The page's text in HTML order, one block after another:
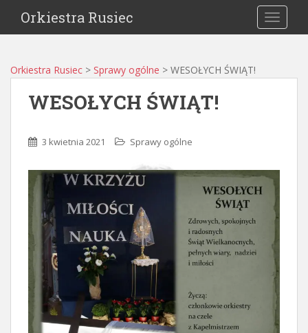
Orkiestra Rusiec
Orkiestra Rusiec > Sprawy ogólne > WESOŁYCH ŚWIĄT!
WESOŁYCH ŚWIĄT!
3 kwietnia 2021 Sprawy ogólne